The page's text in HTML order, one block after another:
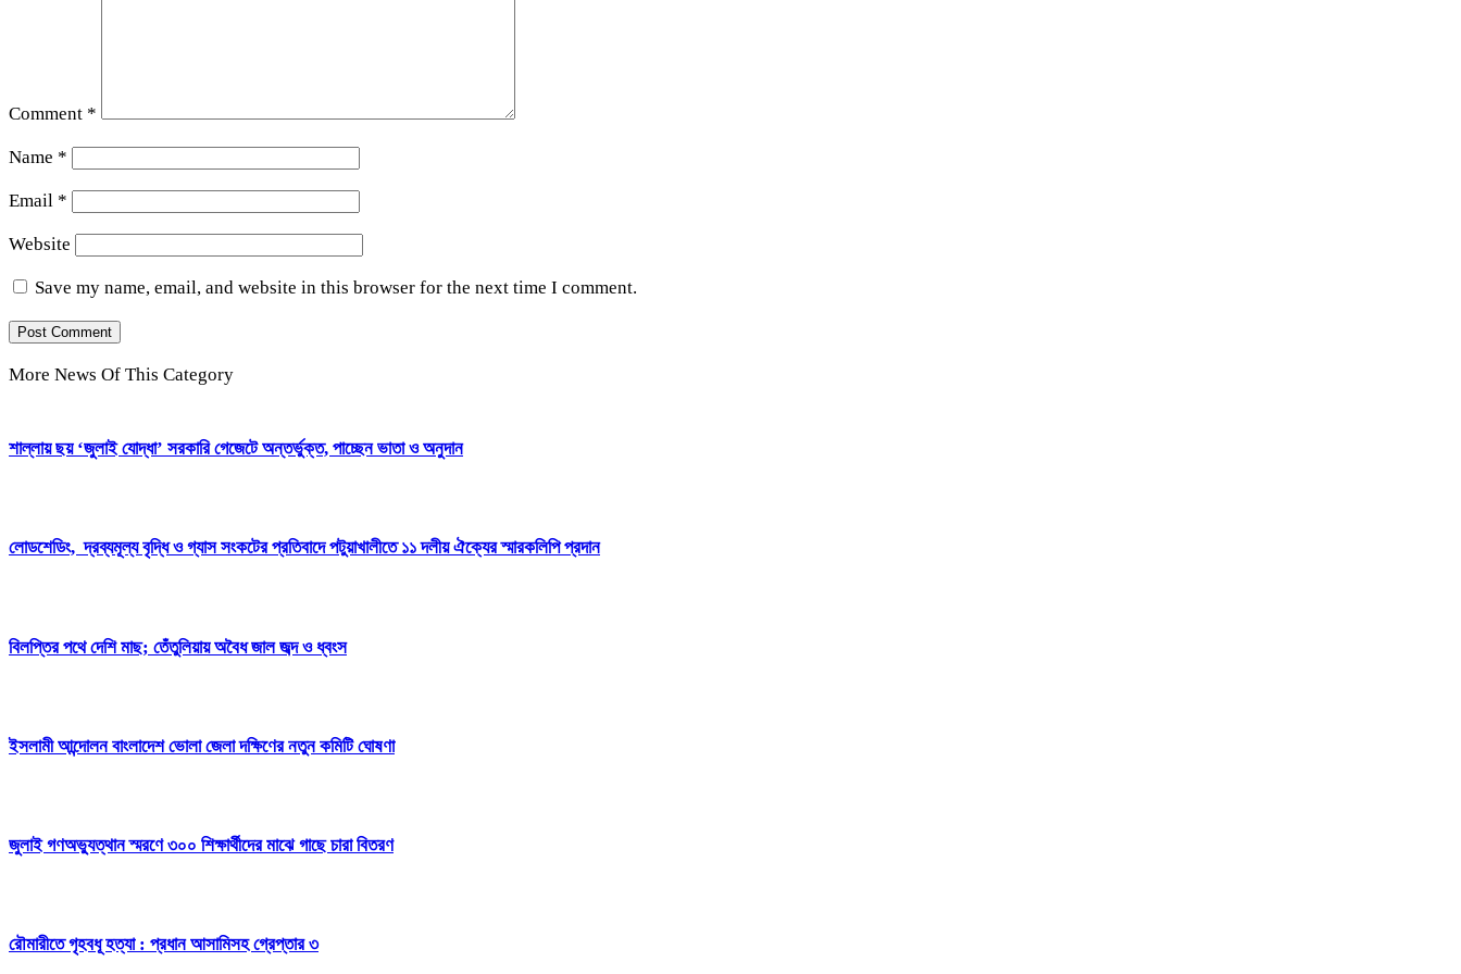
Comment *
Name *
Email *
Website
Save my name, email, and website in this browser for the next time I comment.
More News Of This Category
শাল্লায় ছয় ‘জুলাই যোদ্ধা’ সরকারি গেজেটে অন্তর্ভুক্ত, পাচ্ছেন ভাতা ও অনুদান
লোডশেডিং, দ্রব্যমূল্য বৃদ্ধি ও গ্যাস সংকটের প্রতিবাদে পটুয়াখালীতে ১১ দলীয় ঐক্যের স্মারকলিপি প্রদান
বিলপ্তির পথে দেশি মাছ; তেঁতুলিয়ায় অবৈধ জাল জব্দ ও ধ্বংস
ইসলামী আন্দোলন বাংলাদেশ ভোলা জেলা দক্ষিণের নতুন কমিটি ঘোষণা
জুলাই গণঅভ্যুত্থান স্মরণে ৩০০ শিক্ষার্থীদের মাঝে গাছে চারা বিতরণ
রৌমারীতে গৃহবধূ হত্যা : প্রধান আসামিসহ গ্রেপ্তার ৩